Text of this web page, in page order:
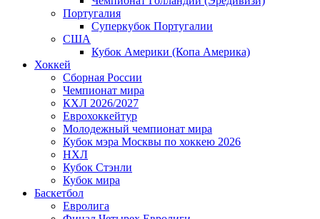
Португалия
Суперкубок Португалии
США
Кубок Америки (Копа Америка)
Хоккей
Сборная России
Чемпионат мира
КХЛ 2026/2027
Еврохоккейтур
Молодежный чемпионат мира
Кубок мэра Москвы по хоккею 2026
НХЛ
Кубок Стэнли
Кубок мира
Баскетбол
Евролига